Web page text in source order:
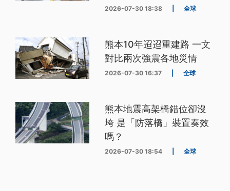
2026-07-30 18:38 全球
熊本10年迢迢重建路 一文
對比兩次強震各地災情
2026-07-30 16:37 全球
熊本地震高架橋錯位卻沒
垮 是「防落橋」裝置奏效
嗎？
2026-07-30 18:54 全球